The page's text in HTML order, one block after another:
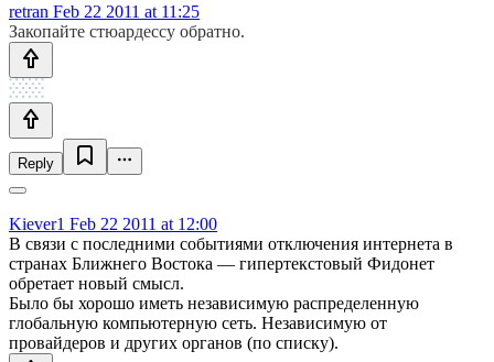
retran Feb 22 2011 at 11:25
Закопайте стюардессу обратно.
Reply
Kiever1 Feb 22 2011 at 12:00
В связи с последними событиями отключения интернета в
странах Ближнего Востока — гипертекстовый Фидонет
обретает новый смысл.
Было бы хорошо иметь независимую распределенную
глобальную компьютерную сеть. Независимую от
провайдеров и других органов (по списку).